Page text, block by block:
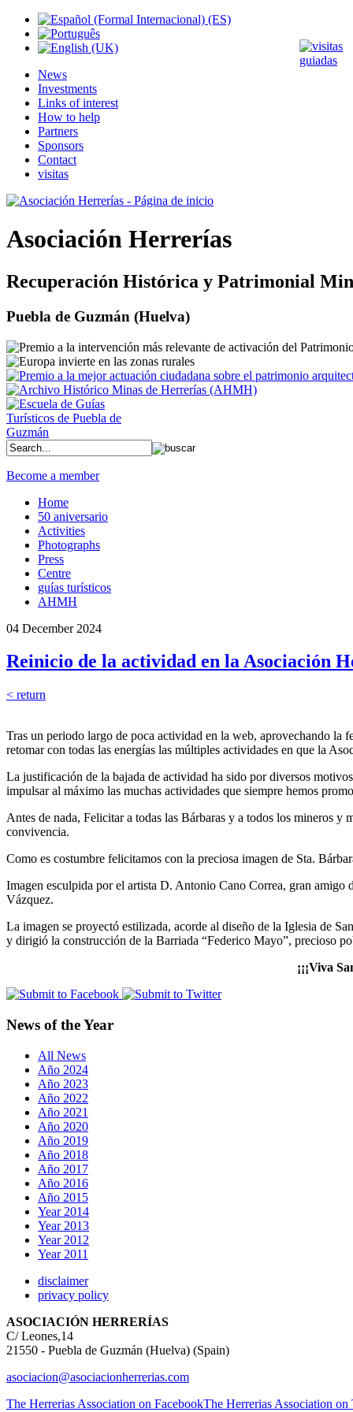
News
Investments
Links of interest
How to help
Partners
Sponsors
Contact
visitas
Asociación Herrerías
Recuperación Histórica y Patrimonial
Puebla de Guzmán (Huelva)
Become a member
Home
50 aniversario
Activities
Photographs
Press
Centre
guías turísticos
AHMH
04 December 2024
Reinicio de la actividad en la Asociación
< return
Tras un periodo largo de poca actividad en la web, aprovechando la
retomar con todas las energías las múltiples actividades en que la
La justificación de la bajada de actividad ha sido por diversos
impulsar al máximo las muchas actividades que siempre hemos
Antes de nada, Felicitar a todas las Bárbaras y a todos los mineros y
convivencia.
Como es costumbre felicitamos con la preciosa imagen de Sta.
Imagen esculpida por el artista D. Antonio Cano Correa, gran
Vázquez.
La imagen se proyectó estilizada, acorde al diseño de la Iglesia de
y dirigió la construcción de la Barriada “Federico Mayo”, precioso
¡¡¡Viva
News of the Year
All News
Año 2024
Año 2023
Año 2022
Año 2021
Año 2020
Año 2019
Año 2018
Año 2017
Año 2016
Año 2015
Year 2014
Year 2013
Year 2012
Year 2011
disclaimer
privacy policy
ASOCIACIÓN HERRERÍAS
C/ Leones,14
21550 - Puebla de Guzmán (Huelva) (Spain)
asociacion@asociacionherrerias.com
The Herrerias Association on FacebookThe Herrerias Association on